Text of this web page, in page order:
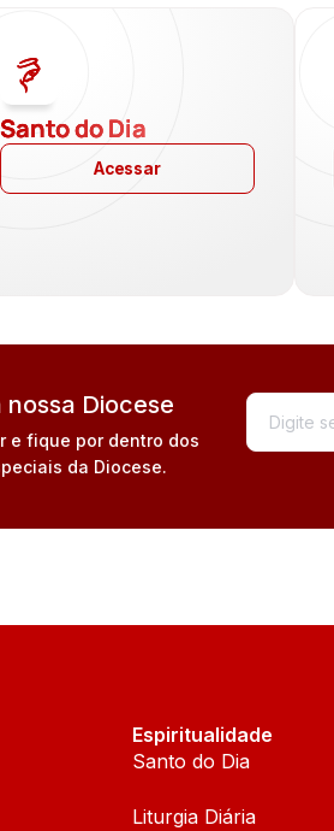
Santo do Dia
Acessar
nossa Diocese
e fique por dentro dos
da Diocese.
Espiritualidade
Santo do Dia
Liturgia Diária